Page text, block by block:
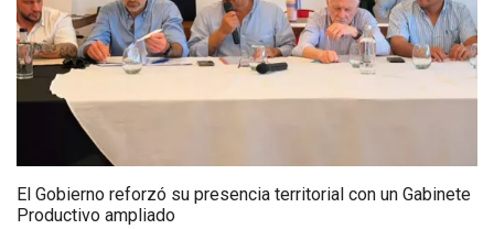
El Gobierno reforzó su presencia territorial con un Gabinete
Productivo ampliado